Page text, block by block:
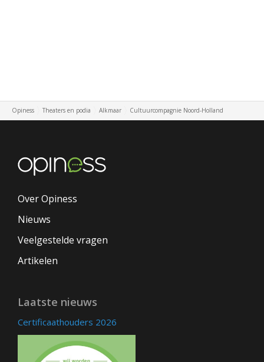
Opiness Theaters en podia Alkmaar Cultuurcompagnie Noord-Holland
Over Opiness
Nieuws
Veelgestelde vragen
Artikelen
Laatste nieuws
Certificaathouders 2026